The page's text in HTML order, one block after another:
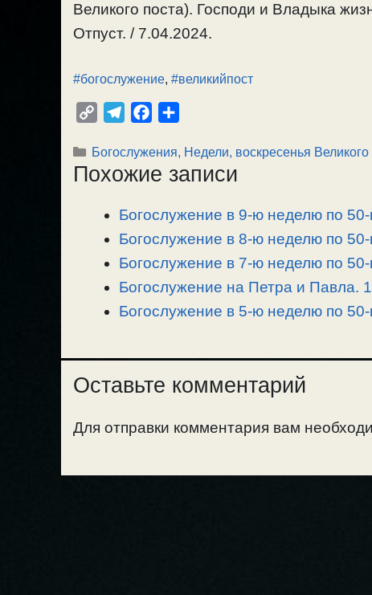
Великого поста). Господи и Владыка
Отпуст. / 7.04.2024.
#богослужение, #великийпост
p
y
l
e
r
a
m
c
e
o
o
k
п
р
в
и
т
Рубрики
Богослужения, Недели, воскресенья Великого
Похожие записи
Богослужение в 9-ю неделю по
Богослужение в 8-ю неделю по
Богослужение в 7-ю неделю по
Богослужение на Петра и Павла.
Богослужение в 5-ю неделю по
Оставьте комментарий
Для отправки комментария вам